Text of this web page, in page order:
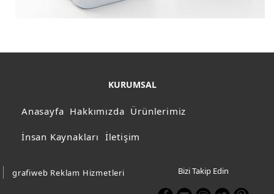
KURUMSAL
Anasayfa Hakkımızda Ürünlerimiz
İnsan Kaynakları İletişim
grafiweb Reklam Hizmetleri Bizi Takip Edin